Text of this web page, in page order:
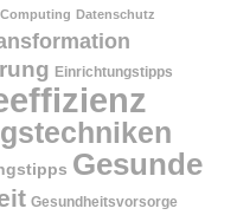
Datenschutz
Einrichtungstipps
Gesunde
Gesundheitsvorsorge